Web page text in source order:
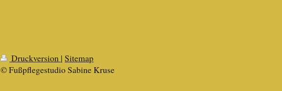
Druckversion | Sitemap
© Fußpflegestudio Sabine Kruse